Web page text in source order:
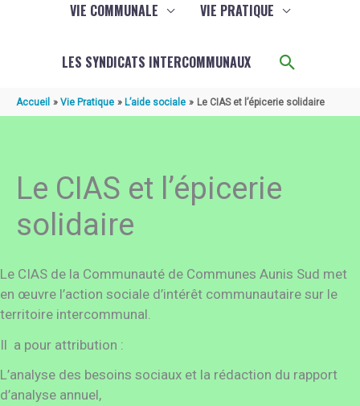
VIE COMMUNALE VIE PRATIQUE
LES SYNDICATS INTERCOMMUNAUX
Accueil Vie Pratique L’aide sociale Le CIAS et l’épicerie solidaire
Le CIAS et l’épicerie
solidaire
Le CIAS de la Communauté de Communes Aunis Sud met
en œuvre l’action sociale d’intérêt communautaire sur le
territoire intercommunal.
Il a pour attribution :
L’analyse des besoins sociaux et la rédaction du rapport
d’analyse annuel,